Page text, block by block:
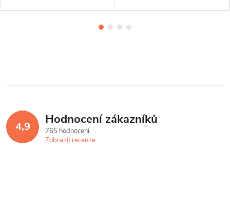
4,9 Hodnocení zákazníků
765 hodnocení
Zobrazit recenze